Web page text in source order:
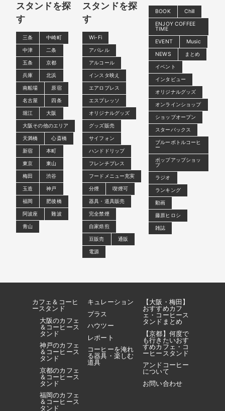
スタンドを探
す
三条
中崎町
中津
二条
五条
京都
兵庫
北浜
南船場
原宿
名古屋
四条
堀江
大阪
大阪その他のエリア
天満橋
心斎橋
新宿
本町
東京
東山
梅田
渋谷
玉造
神戸
福岡
肥後橋
阿波座
難波
青山
スタンドを探
す
Wi-Fi
アパレル
アルコール
インスタ映え
エアロプレス
エスプレッソ
オリジナルグッズ
グッズ販売
サイフォン
ハンドドリップ
フレンチプレス
フードメニュー充実
分煙
喫煙可
器具・道具販売
完全禁煙
自家焙煎
豆販売
通販
電源
BOOK
Chill
ENJOY COFFEE
TIME
EVENT
Music
NEWS
まとめ
イベント
インタビュー
オリジナルグッズ
オンラインショップ
ショップオープン
スターバックス
ブルーボトルコーヒ
ー
ポップアップショッ
プ
ラジオ
ランキング
動画
藤原ヒロシ
雑誌
カフェ＆コーヒ
ースタンド
大阪のカフェ
＆コーヒース
タンド
神戸のカフェ
＆コーヒース
タンド
京都のカフェ
＆コーヒース
タンド
福岡のカフェ
＆コーヒース
タンド
キュレーション
プラス
ハウツー
レポート
コーヒーを淹れ
る器具・楽しむ
道具
【大阪・梅田】
おすすめカフ
ェ・コーヒース
タンドまとめ
【京都】何度で
も行きたいおす
すめカフェ・コ
ーヒースタンド
アンドコーヒー
について
お問い合わせ